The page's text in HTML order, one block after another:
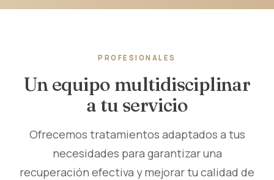
PROFESIONALES
Un equipo multidisciplinar
a tu servicio
Ofrecemos tratamientos adaptados a tus
necesidades para garantizar una
recuperación efectiva y mejorar tu calidad de